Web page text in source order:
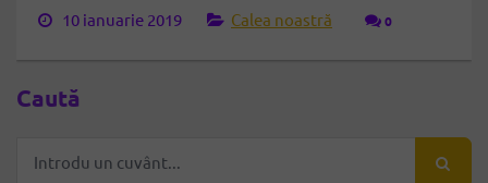
10 ianuarie 2019 Calea noastră 0
Caută